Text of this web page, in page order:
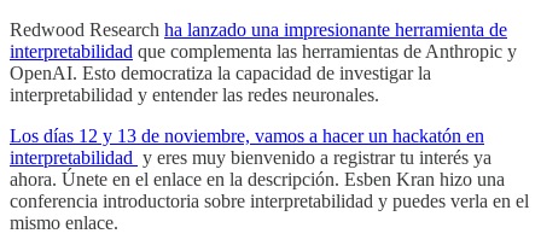
Redwood Research ha lanzado una impresionante herramienta de
interpretabilidad que complementa las herramientas de Anthropic y
OpenAI. Esto democratiza la capacidad de investigar la
interpretabilidad y entender las redes neuronales.
Los días 12 y 13 de noviembre, vamos a hacer un hackatón en
interpretabilidad y eres muy bienvenido a registrar tu interés ya
ahora. Únete en el enlace en la descripción. Esben Kran hizo una
conferencia introductoria sobre interpretabilidad y puedes verla en el
mismo enlace.